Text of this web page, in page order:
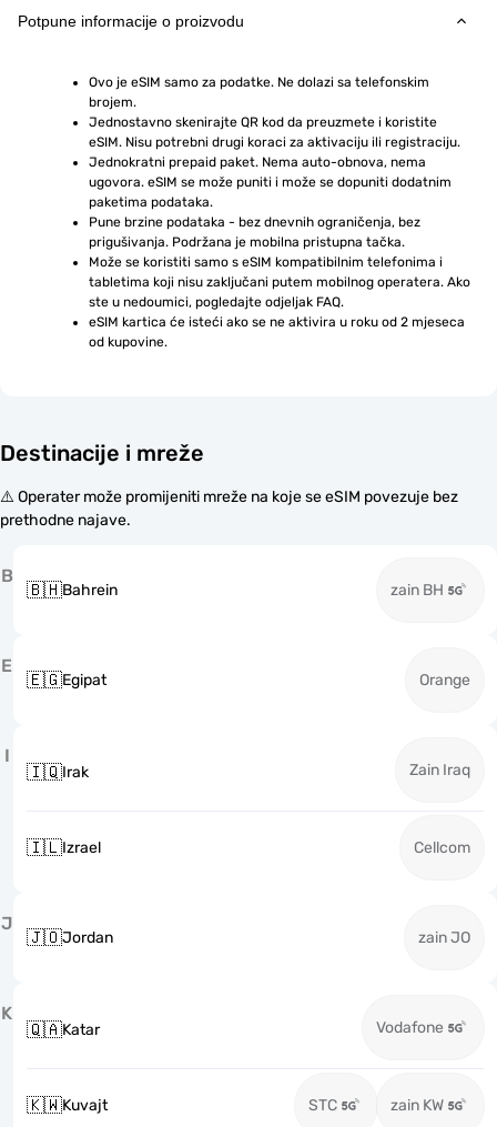
Potpune informacije o proizvodu
Ovo je eSIM samo za podatke. Ne dolazi sa telefonskim
brojem.
Jednostavno skenirajte QR kod da preuzmete i koristite
eSIM. Nisu potrebni drugi koraci za aktivaciju ili registraciju.
Jednokratni prepaid paket. Nema auto-obnova, nema
ugovora. eSIM se može puniti i može se dopuniti dodatnim
paketima podataka.
Pune brzine podataka - bez dnevnih ograničenja, bez
prigušivanja. Podržana je mobilna pristupna tačka.
Može se koristiti samo s eSIM kompatibilnim telefonima i
tabletima koji nisu zaključani putem mobilnog operatera. Ako
ste u nedoumici, pogledajte odjeljak FAQ.
eSIM kartica će isteći ako se ne aktivira u roku od 2 mjeseca
od kupovine.
Destinacije i mreže
⚠️ Operater može promijeniti mreže na koje se eSIM povezuje bez
prethodne najave.
B
🇧🇭Bahrein zain BH
E
🇪🇬Egipat Orange
I
🇮🇶Irak Zain Iraq
🇮🇱Izrael Cellcom
J
🇯🇴Jordan zain JO
K
🇶🇦Katar Vodafone
🇰🇼Kuvajt STC zain KW